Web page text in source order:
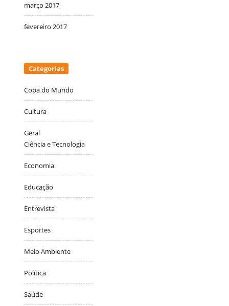
março 2017
fevereiro 2017
Categorias
Copa do Mundo
Cultura
Geral
Ciência e Tecnologia
Economia
Educação
Entrevista
Esportes
Meio Ambiente
Política
Saúde